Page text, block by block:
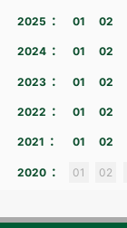
2025 : 01 02
2024 : 01 02
2023 : 01 02
2022 : 01 02
2021 : 01 02
2020 : 01 02